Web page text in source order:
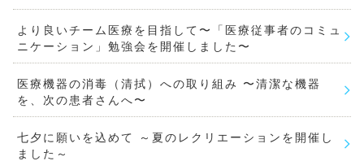
より良いチーム医療を目指して〜「医療従事者のコミュ
ニケーション」勉強会を開催しました〜
医療機器の消毒（清拭）への取り組み 〜清潔な機器
を、次の患者さんへ〜
七夕に願いを込めて ～夏のレクリエーションを開催し
ました～